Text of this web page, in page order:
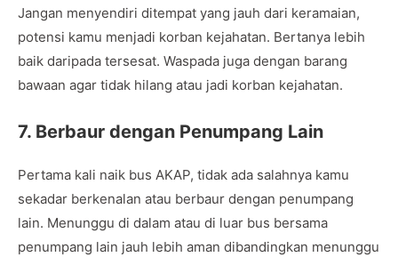
Jangan menyendiri ditempat yang jauh dari keramaian,
potensi kamu menjadi korban kejahatan. Bertanya lebih
baik daripada tersesat. Waspada juga dengan barang
bawaan agar tidak hilang atau jadi korban kejahatan.
7. Berbaur dengan Penumpang Lain
Pertama kali naik bus AKAP, tidak ada salahnya kamu
sekadar berkenalan atau berbaur dengan penumpang
lain. Menunggu di dalam atau di luar bus bersama
penumpang lain jauh lebih aman dibandingkan menunggu